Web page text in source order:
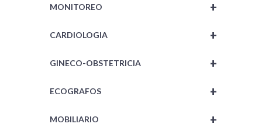
+
MONITOREO
+
CARDIOLOGIA
+
GINECO-OBSTETRICIA
+
ECOGRAFOS
+
MOBILIARIO